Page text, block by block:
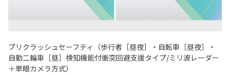
プリクラッシュセーフティ（歩行者［昼夜］・自転車［昼夜］・
自動二輪車［昼］検知機能付衝突回避支援タイプ/ミリ波レーダー
＋単眼カメラ方式）